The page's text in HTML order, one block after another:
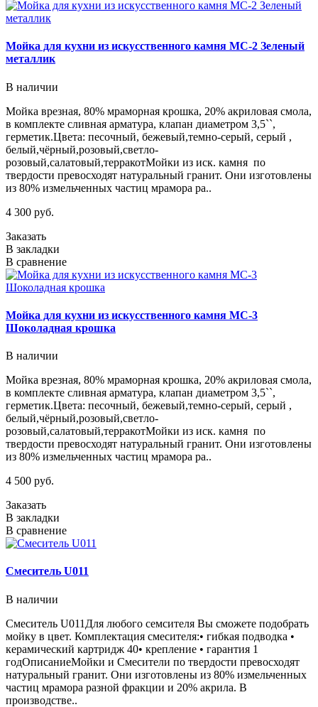
Мойка для кухни из искусственного камня МС-2 Зеленый
металлик
В наличии
Мойка врезная, 80% мраморная крошка, 20% акриловая смола,
в комплекте сливная арматура, клапан диаметром 3,5``,
герметик.Цвета: песочный, бежевый,темно-серый, серый ,
белый,чёрный,розовый,светло-
розовый,салатовый,терракотМойки из иск. камня по
твердости превосходят натуральный гранит. Они изготовлены
из 80% измельченных частиц мрамора ра..
4 300 руб.
Заказать
В закладки
В сравнение
Мойка для кухни из искусственного камня МС-3
Шоколадная крошка
В наличии
Мойка врезная, 80% мраморная крошка, 20% акриловая смола,
в комплекте сливная арматура, клапан диаметром 3,5``,
герметик.Цвета: песочный, бежевый,темно-серый, серый ,
белый,чёрный,розовый,светло-
розовый,салатовый,терракотМойки из иск. камня по
твердости превосходят натуральный гранит. Они изготовлены
из 80% измельченных частиц мрамора ра..
4 500 руб.
Заказать
В закладки
В сравнение
Смеситель U011
В наличии
Смеситель U011Для любого семсителя Вы сможете подобрать
мойку в цвет. Комплектация смесителя:• гибкая подводка •
керамический картридж 40• крепление • гарантия 1
годОписаниеМойки и Смесители по твердости превосходят
натуральный гранит. Они изготовлены из 80% измельченных
частиц мрамора разной фракции и 20% акрила. В
производстве..